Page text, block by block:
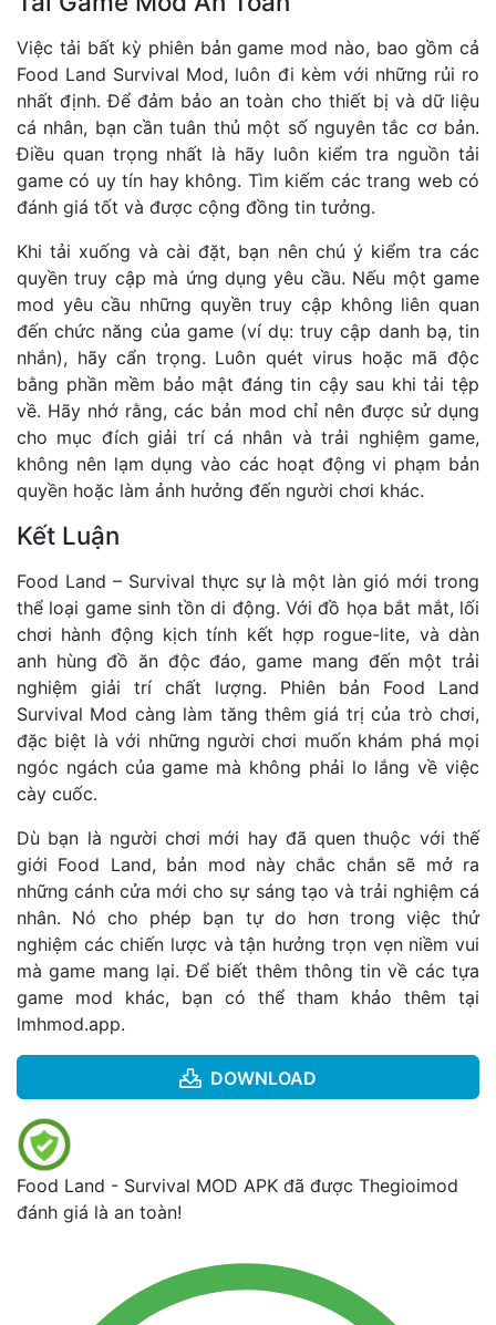
Việc tải bất kỳ phiên bản game mod nào, bao gồm cả
Food Land Survival Mod, luôn đi kèm với những rủi ro
nhất định. Để đảm bảo an toàn cho thiết bị và dữ liệu
cá nhân, bạn cần tuân thủ một số nguyên tắc cơ bản.
Điều quan trọng nhất là hãy luôn kiểm tra nguồn tải
game có uy tín hay không. Tìm kiếm các trang web có
đánh giá tốt và được cộng đồng tin tưởng.
Khi tải xuống và cài đặt, bạn nên chú ý kiểm tra các
quyền truy cập mà ứng dụng yêu cầu. Nếu một game
mod yêu cầu những quyền truy cập không liên quan
đến chức năng của game (ví dụ: truy cập danh bạ, tin
nhắn), hãy cẩn trọng. Luôn quét virus hoặc mã độc
bằng phần mềm bảo mật đáng tin cậy sau khi tải tệp
về. Hãy nhớ rằng, các bản mod chỉ nên được sử dụng
cho mục đích giải trí cá nhân và trải nghiệm game,
không nên lạm dụng vào các hoạt động vi phạm bản
quyền hoặc làm ảnh hưởng đến người chơi khác.
Kết Luận
Food Land – Survival thực sự là một làn gió mới trong
thể loại game sinh tồn di động. Với đồ họa bắt mắt, lối
chơi hành động kịch tính kết hợp rogue-lite, và dàn
anh hùng đồ ăn độc đáo, game mang đến một trải
nghiệm giải trí chất lượng. Phiên bản Food Land
Survival Mod càng làm tăng thêm giá trị của trò chơi,
đặc biệt là với những người chơi muốn khám phá mọi
ngóc ngách của game mà không phải lo lắng về việc
cày cuốc.
Dù bạn là người chơi mới hay đã quen thuộc với thế
giới Food Land, bản mod này chắc chắn sẽ mở ra
những cánh cửa mới cho sự sáng tạo và trải nghiệm cá
nhân. Nó cho phép bạn tự do hơn trong việc thử
nghiệm các chiến lược và tận hưởng trọn vẹn niềm vui
mà game mang lại. Để biết thêm thông tin về các tựa
game mod khác, bạn có thể tham khảo thêm tại
lmhmod.app.
DOWNLOAD
Food Land - Survival MOD APK đã được Thegioimod
đánh giá là an toàn!